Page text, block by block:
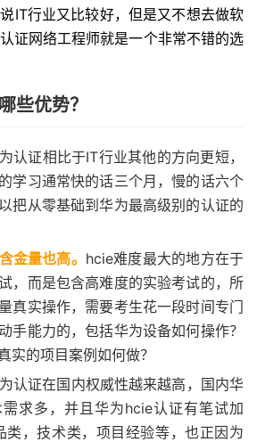
IT行业又比较好，但是又不想去做软
证网络工程师就是一个非常不错的选
些优势？
认证相比于IT行业其他的方向更短，
学习通常快的话三个月，慢的话六个
把从零基础到华为最高级别的认证的
金量也高。 hcie难度最大的地方在于
，而是包含高难度的实验考试的，所
真实操作，需要考生花一段时间专门
手能力的，包括华为设备如何操作？
实的项目案例如何做？
认证在国内权威性越来越高，国内华
求多，并且华为hcie认证有笔试加
类，技术类，项目经验等，也正因为